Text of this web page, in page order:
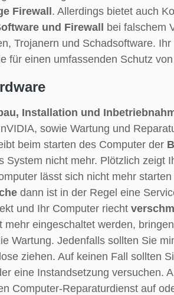
Firewall. Allerdings bietet auch
und Firewall bei falschem
Trojanern und Schadsoftware.
für einen umfassenden Schutz
Installation und
sowie Wartung und
beim starten des Computer der
System nicht mehr. Plötzlich zeigt
lässt sich nicht mehr
dann ist in der Regel eine
und Ihr Computer riecht
mehr eingeschaltet werden,
Wartung. Jedenfalls sollten Sie
ziehen. Auf keinen Fall sollten
eine Instandsetzung versuchen.
Computer-Reparaturdienst auf